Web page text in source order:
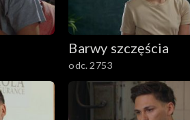
Barwy szczęścia
odc. 2753